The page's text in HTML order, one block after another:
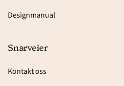
Designmanual
Snarveier
Kontakt oss